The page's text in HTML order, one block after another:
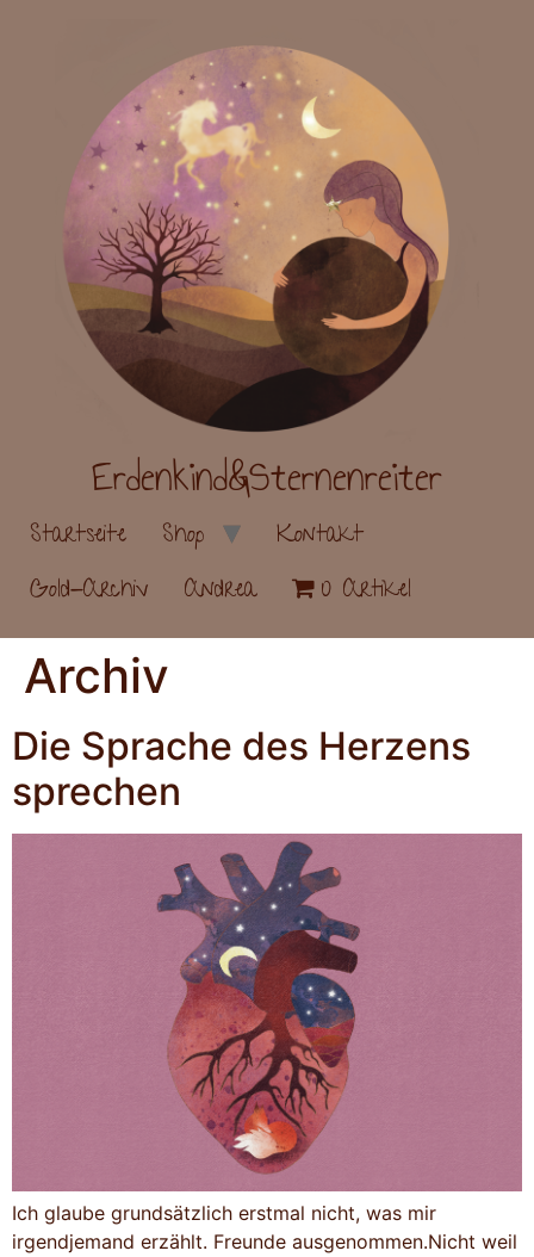
Erdenkind&Sternenreiter
Startseite Shop
Kontakt
Gold-Archiv
Andrea 0 Artikel
Archiv
Die Sprache des Herzens
sprechen
Ich glaube grundsätzlich erstmal nicht, was mir
irgendjemand erzählt. Freunde ausgenommen.Nicht weil